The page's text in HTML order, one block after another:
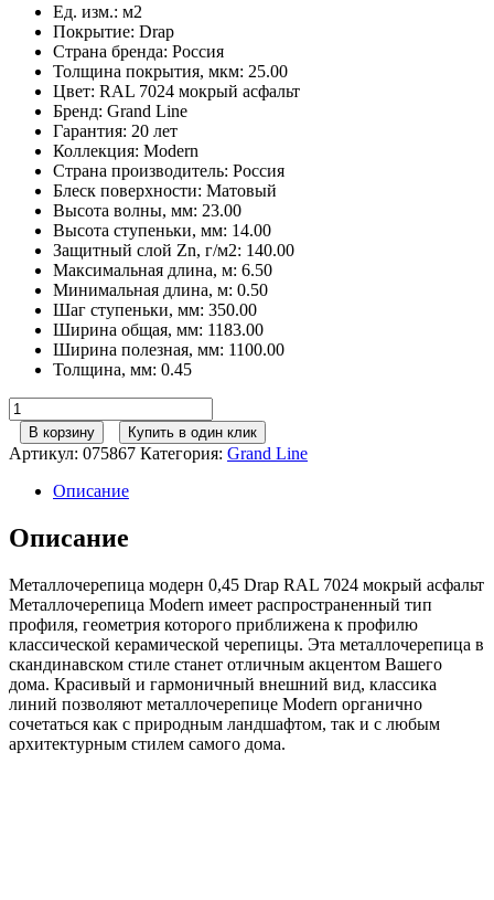
Ед. изм.: м2
Покрытие: Drap
Страна бренда: Россия
Толщина покрытия, мкм: 25.00
Цвет: RAL 7024 мокрый асфальт
Бренд: Grand Line
Гарантия: 20 лет
Коллекция: Modern
Страна производитель: Россия
Блеск поверхности: Матовый
Высота волны, мм: 23.00
Высота ступеньки, мм: 14.00
Защитный слой Zn, г/м2: 140.00
Максимальная длина, м: 6.50
Минимальная длина, м: 0.50
Шаг ступеньки, мм: 350.00
Ширина общая, мм: 1183.00
Ширина полезная, мм: 1100.00
Толщина, мм: 0.45
Количество
товара
Grand
Line
Металлочерепица
модерн
0,45
Drap
7024
мокрый
асфальт
В корзину Купить в один клик
Артикул: 075867 Категория: Grand Line
Описание
Описание
Металлочерепица модерн 0,45 Drap RAL 7024 мокрый асфальт
Металлочерепица Modern имеет распространенный тип
профиля, геометрия которого приближена к профилю
классической керамической черепицы. Эта металлочерепица в
скандинавском стиле станет отличным акцентом Вашего
дома. Красивый и гармоничный внешний вид, классика
линий позволяют металлочерепице Modern органично
сочетаться как с природным ландшафтом, так и с любым
архитектурным стилем самого дома.